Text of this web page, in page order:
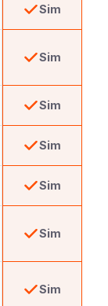
Sim
Sim
Sim
Sim
Sim
Sim
Sim